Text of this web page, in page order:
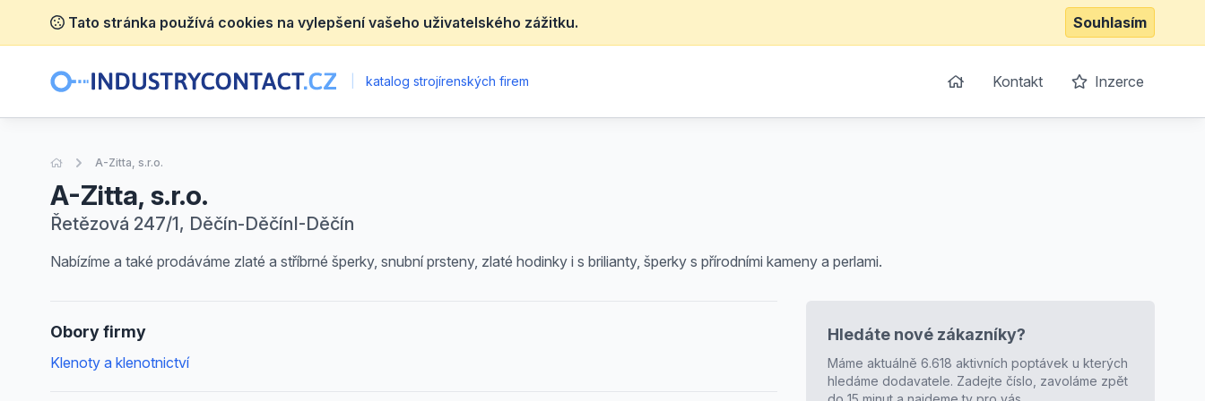
Tato stránka používá cookies na vylepšení vašeho uživatelského zážitku. Souhlasím
katalog strojírenských firem Kontakt Inzerce
Úvodní stránka
A-Zitta, s.r.o.
A-Zitta, s.r.o.
Řetězová 247/1, Děčín-DěčínI-Děčín
Nabízíme a také prodáváme zlaté a stříbrné šperky, snubní prsteny, zlaté hodinky i s brilianty, šperky s přírodními kameny a perlami.
Obory firmy
Klenoty a klenotnictví
Hledáte nové zákazníky?
Máme aktuálně 6.618 aktivních poptávek u kterých
hledáme dodavatele. Zadejte číslo, zavoláme zpět